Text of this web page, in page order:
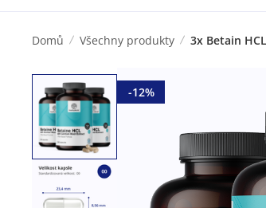
Domů Všechny produkty 3x Betain
-12%